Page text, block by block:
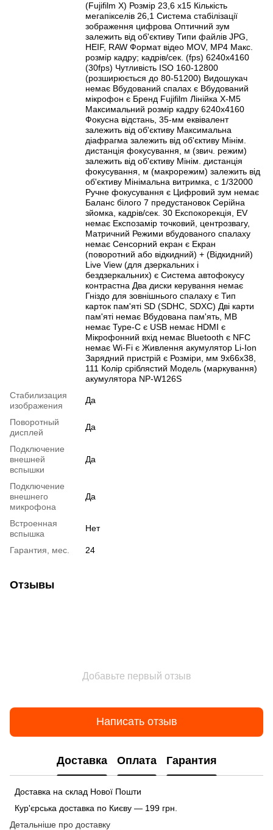
(Fujifilm X) Розмір 23,6 x15 Кількість
мегапікселів 26,1 Система стабілізації
зображення цифрова Оптичний зум
залежить від об'єктиву Типи файлів JPG,
HEIF, RAW Формат відео MOV, MP4 Макс.
розмір кадру; кадрів/сек. (fps) 6240x4160
(30fps) Чутливість ISO 160-12800
(розширюється до 80-51200) Видошукач
немає Вбудований спалах є Вбудований
мікрофон є Бренд Fujifilm Лінійка X-M5
Максимальний розмір кадру 6240x4160
Фокусна відстань, 35-мм еквівалент
залежить від об'єктиву Максимальна
діафрагма залежить від об'єктиву Мінім.
дистанція фокусування, м (звич. режим)
залежить від об'єктиву Мінім. дистанція
фокусування, м (макрорежим) залежить від
об'єктиву Мінімальна витримка, с 1/32000
Ручне фокусування є Цифровий зум немає
Баланс білого 7 предустановок Серійна
зйомка, кадрів/сек. 30 Експокорекція, EV
немає Експозамір точковий, центрозвагу,
Матричний Режими вбудованого спалаху
немає Сенсорний екран є Екран
(поворотний або відкидний) + (Відкидний)
Live View (для дзеркальних і
бездзеркальних) є Система автофокусу
контрастна Два диски керування немає
Гніздо для зовнішнього спалаху є Тип
карток пам'яті SD (SDHC, SDXC) Дві карти
пам'яті немає Вбудована пам'ять, MB
немає Type-C є USB немає HDMI є
Мікрофонний вхід немає Bluetooth є NFC
немає Wi-Fi є Живлення акумулятор Li-Ion
Зарядний пристрій є Розміри, мм 9x66x38,
111 Колір сріблястий Модель (маркування)
акумулятора NP-W126S
Стабилизация
изображения
Да
Поворотный
дисплей
Да
Подключение
внешней
вспышки
Да
Подключение
внешнего
микрофона
Да
Встроенная
вспышка
Нет
Гарантия, мес. 24
Отзывы
Добавьте первый отзыв
Написать отзыв
Доставка Оплата Гарантия
Доставка на склад Нової Пошти
Кур'єрська доставка по Києву — 199 грн.
Детальніше про доставку